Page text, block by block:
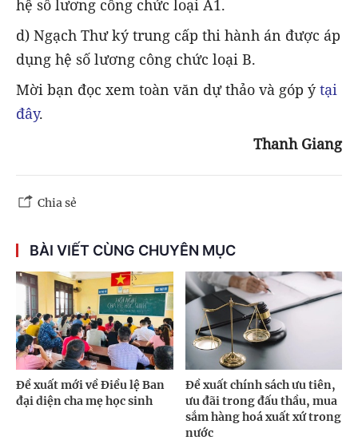
hệ số lương công chức loại A1.
d) Ngạch Thư ký trung cấp thi hành án được áp
dụng hệ số lương công chức loại B.
Mời bạn đọc xem toàn văn dự thảo và góp ýtại
đây.
Thanh Giang
Chia sẻ
BÀI VIẾT CÙNG CHUYÊN MỤC
Đề xuất mới về Điều lệ Ban
đại diện cha mẹ học sinh
Đề xuất chính sách ưu tiên,
ưu đãi trong đấu thầu, mua
sắm hàng hoá xuất xứ trong
nước